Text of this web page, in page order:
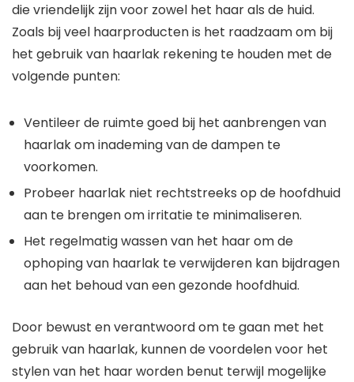
die vriendelijk zijn voor zowel het haar als de huid.
Zoals bij veel haarproducten is het raadzaam om bij
het gebruik van haarlak rekening te houden met de
volgende punten:
Ventileer de ruimte goed bij het aanbrengen van
haarlak om inademing van de dampen te
voorkomen.
Probeer haarlak niet rechtstreeks op de hoofdhuid
aan te brengen om irritatie te minimaliseren.
Het regelmatig wassen van het haar om de
ophoping van haarlak te verwijderen kan bijdragen
aan het behoud van een gezonde hoofdhuid.
Door bewust en verantwoord om te gaan met het
gebruik van haarlak, kunnen de voordelen voor het
stylen van het haar worden benut terwijl mogelijke